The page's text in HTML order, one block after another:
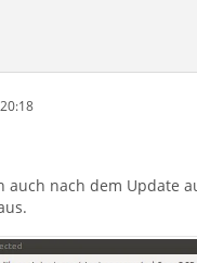
auch nach dem Update